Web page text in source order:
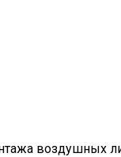
воздушных